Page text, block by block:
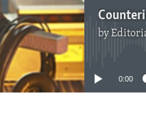
by
No media source
0:00